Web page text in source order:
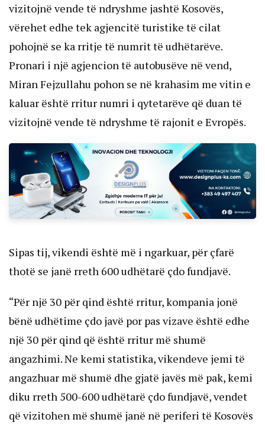
vizitojnë vende të ndryshme jashtë Kosovës,
vërehet edhe tek agjencitë turistike të cilat
pohojnë se ka rritje të numrit të udhëtarëve.
Pronari i një agjencion të autobusëve në vend,
Miran Fejzullahu pohon se në krahasim me vitin e
kaluar është rritur numri i qytetarëve që duan të
vizitojnë vende të ndryshme të rajonit e Evropës.
Sipas tij, vikendi është më i ngarkuar, për çfarë
thotë se janë rreth 600 udhëtarë çdo fundjavë.
“Për një 30 për qind është rritur, kompania jonë
bënë udhëtime çdo javë por pas vizave është edhe
një 30 për qind që është rritur më shumë
angazhimi. Ne kemi statistika, vikendeve jemi të
angazhuar më shumë dhe gjatë javës më pak, kemi
diku rreth 500-600 udhëtarë çdo fundjavë, vendet
që vizitohen më shumë janë në periferi të Kosovës